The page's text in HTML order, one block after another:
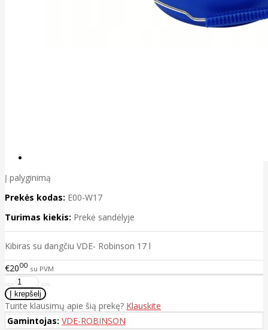
Į palyginimą
Prekės kodas: E00-W17
Turimas kiekis: Prekė sandėlyje
Kibiras su dangčiu VDE- Robinson 17 l
€2000 su PVM
Turite klausimų apie šią prekę? Klauskite
Gamintojas: VDE-ROBINSON